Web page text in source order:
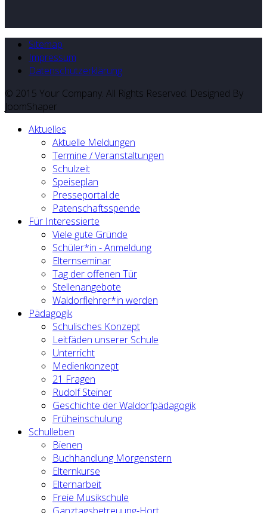
Sitemap
Impressum
Datenschutzerklärung
© 2015 Your Company. All Rights Reserved. Designed By
JoomShaper
Aktuelles
Aktuelle Meldungen
Termine / Veranstaltungen
Schulzeit
Speiseplan
Presseportal.de
Patenschaftsspende
Für Interessierte
Viele gute Gründe
Schüler*in - Anmeldung
Elternseminar
Tag der offenen Tür
Stellenangebote
Waldorflehrer*in werden
Pädagogik
Schulisches Konzept
Leitfäden unserer Schule
Unterricht
Medienkonzept
21 Fragen
Rudolf Steiner
Geschichte der Waldorfpädagogik
Früheinschulung
Schulleben
Bienen
Buchhandlung Morgenstern
Elternkurse
Elternarbeit
Freie Musikschule